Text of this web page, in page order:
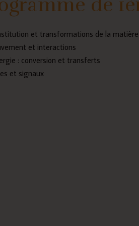
de
et transformations de la matière
et interactions
: conversion et transferts
et signaux